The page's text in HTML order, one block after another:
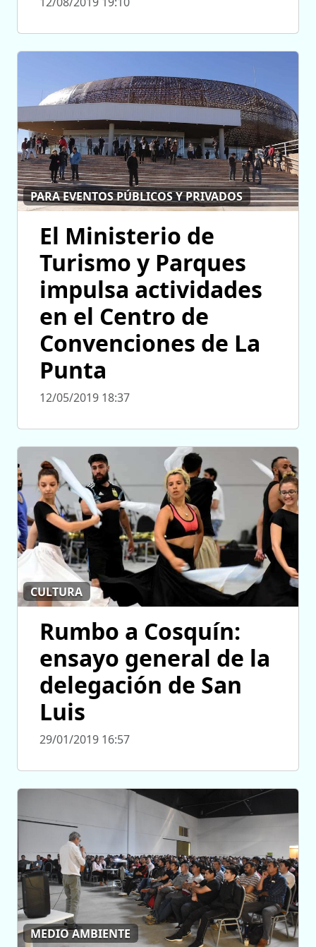
PARA EVENTOS PÚBLICOS Y PRIVADOS
El Ministerio de
Turismo y Parques
impulsa actividades
en el Centro de
Convenciones de La
Punta
12/05/2019 18:37
CULTURA
Rumbo a Cosquín:
ensayo general de la
delegación de San
Luis
29/01/2019 16:57
MEDIO AMBIENTE